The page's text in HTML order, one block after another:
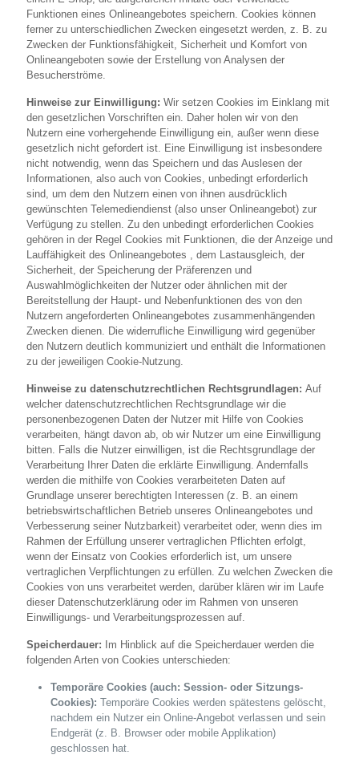
Funktionen eines Onlineangebotes speichern. Cookies können
ferner zu unterschiedlichen Zwecken eingesetzt werden, z. B. zu
Zwecken der Funktionsfähigkeit, Sicherheit und Komfort von
Onlineangeboten sowie der Erstellung von Analysen der
Besucherströme.
Hinweise zur Einwilligung: Wir setzen Cookies im Einklang mit
den gesetzlichen Vorschriften ein. Daher holen wir von den
Nutzern eine vorhergehende Einwilligung ein, außer wenn diese
gesetzlich nicht gefordert ist. Eine Einwilligung ist insbesondere
nicht notwendig, wenn das Speichern und das Auslesen der
Informationen, also auch von Cookies, unbedingt erforderlich
sind, um dem den Nutzern einen von ihnen ausdrücklich
gewünschten Telemediendienst (also unser Onlineangebot) zur
Verfügung zu stellen. Zu den unbedingt erforderlichen Cookies
gehören in der Regel Cookies mit Funktionen, die der Anzeige und
Lauffähigkeit des Onlineangebotes , dem Lastausgleich, der
Sicherheit, der Speicherung der Präferenzen und
Auswahlmöglichkeiten der Nutzer oder ähnlichen mit der
Bereitstellung der Haupt- und Nebenfunktionen des von den
Nutzern angeforderten Onlineangebotes zusammenhängenden
Zwecken dienen. Die widerrufliche Einwilligung wird gegenüber
den Nutzern deutlich kommuniziert und enthält die Informationen
zu der jeweiligen Cookie-Nutzung.
Hinweise zu datenschutzrechtlichen Rechtsgrundlagen: Auf
welcher datenschutzrechtlichen Rechtsgrundlage wir die
personenbezogenen Daten der Nutzer mit Hilfe von Cookies
verarbeiten, hängt davon ab, ob wir Nutzer um eine Einwilligung
bitten. Falls die Nutzer einwilligen, ist die Rechtsgrundlage der
Verarbeitung Ihrer Daten die erklärte Einwilligung. Andernfalls
werden die mithilfe von Cookies verarbeiteten Daten auf
Grundlage unserer berechtigten Interessen (z. B. an einem
betriebswirtschaftlichen Betrieb unseres Onlineangebotes und
Verbesserung seiner Nutzbarkeit) verarbeitet oder, wenn dies im
Rahmen der Erfüllung unserer vertraglichen Pflichten erfolgt,
wenn der Einsatz von Cookies erforderlich ist, um unsere
vertraglichen Verpflichtungen zu erfüllen. Zu welchen Zwecken die
Cookies von uns verarbeitet werden, darüber klären wir im Laufe
dieser Datenschutzerklärung oder im Rahmen von unseren
Einwilligungs- und Verarbeitungsprozessen auf.
Speicherdauer:
Im Hinblick auf die Speicherdauer werden die
folgenden Arten von Cookies unterschieden:
Temporäre Cookies (auch: Session- oder Sitzungs-
Cookies): Temporäre Cookies werden spätestens gelöscht,
nachdem ein Nutzer ein Online-Angebot verlassen und sein
Endgerät (z. B. Browser oder mobile Applikation)
geschlossen hat.